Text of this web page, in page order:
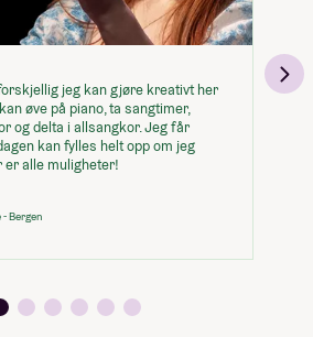
jeg kan gjøre kreativt her
øve på piano, ta sangtimer,
og delta i allsangkor. Jeg får
kan fylles helt opp om jeg
er alle muligheter!
- Bergen